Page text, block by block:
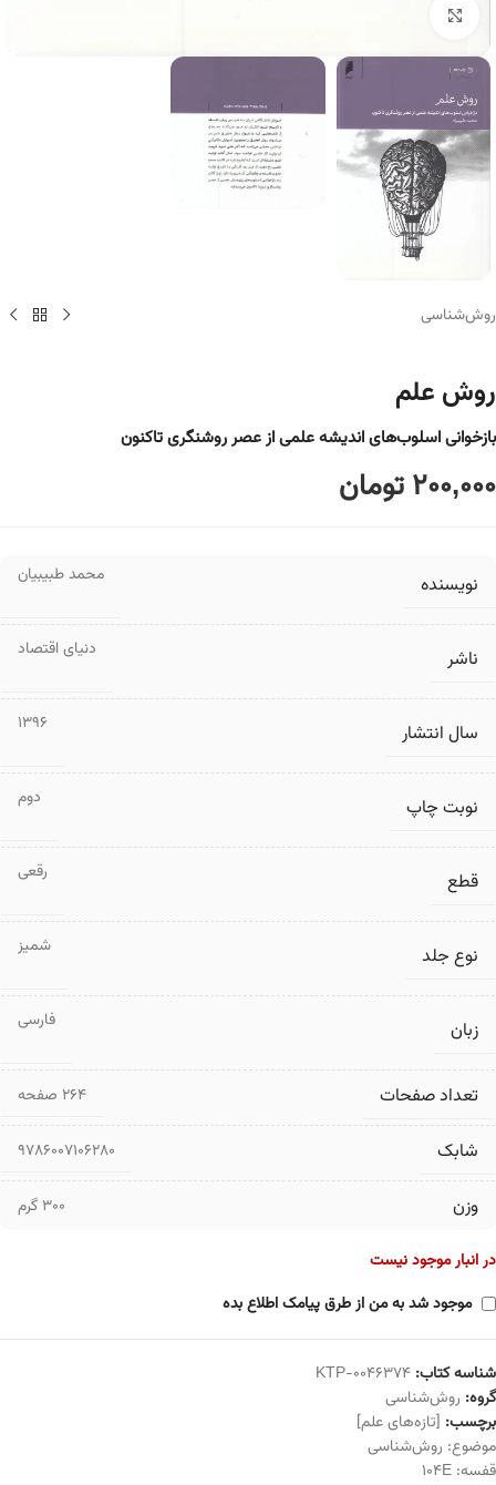
روش‌شناسی
روش علم
بازخوانی اسلوب‌های اندیشه علمی از عصر روشنگری تاکنون
200,000تومان
نویسنده محمد طبیبیان
ناشر دنیای اقتصاد
سال انتشار 1396
نوبت چاپ دوم
قطع رقعی
نوع جلد شمیز
زبان فارسی
تعداد صفحات ۲۶۴ صفحه
شابک 9786007106280
وزن 300 گرم
در انبار موجود نیست
موجود شد به من از طرق پیامک اطلاع بده
شناسه کتاب: KTP-0046374
گروه: روش‌شناسی
برچسب: [تازه‌های علم]
موضوع: روش‌شناسی
قفسه: 104E